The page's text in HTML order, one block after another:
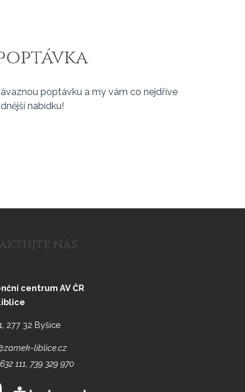
poptávku a my vám co nejdříve
nabídku!
nás
centrum AV ČR
277 32 Byšice
liblice.cz
111 739 329 970